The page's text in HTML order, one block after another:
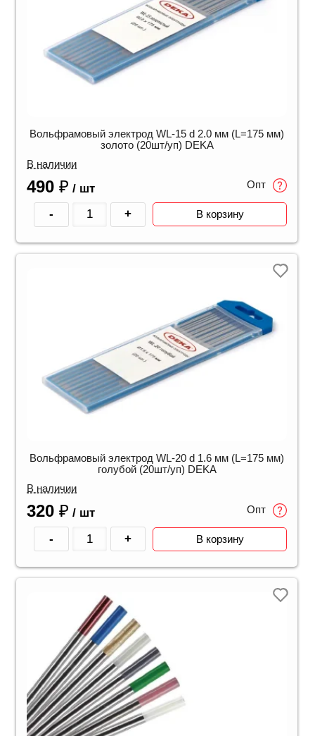
Вольфрамовый электрод WL-15 d 2.0 мм (L=175 мм)
золото (20шт/уп) DEKA
В наличии
490 ₽ / шт Опт
- + В корзину
Вольфрамовый электрод WL-20 d 1.6 мм (L=175 мм)
голубой (20шт/уп) DEKA
В наличии
320 ₽ / шт Опт
- + В корзину